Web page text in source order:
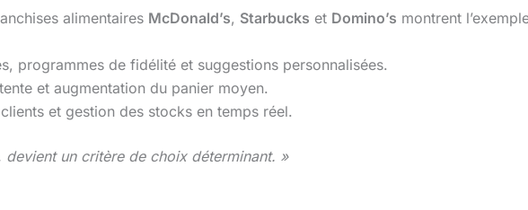
alimentaires McDonald’s, Starbucks et Domino’s montrent
programmes de fidélité et suggestions personnalisées.
et augmentation du panier moyen.
et gestion des stocks en temps réel.
un critère de choix déterminant. »